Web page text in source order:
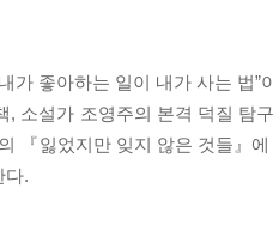
가 좋아하는 일이 내가 사는 법
소설가 조영주의 본격 덕질 탐
『잃었지만 잊지 않은 것들』
다.